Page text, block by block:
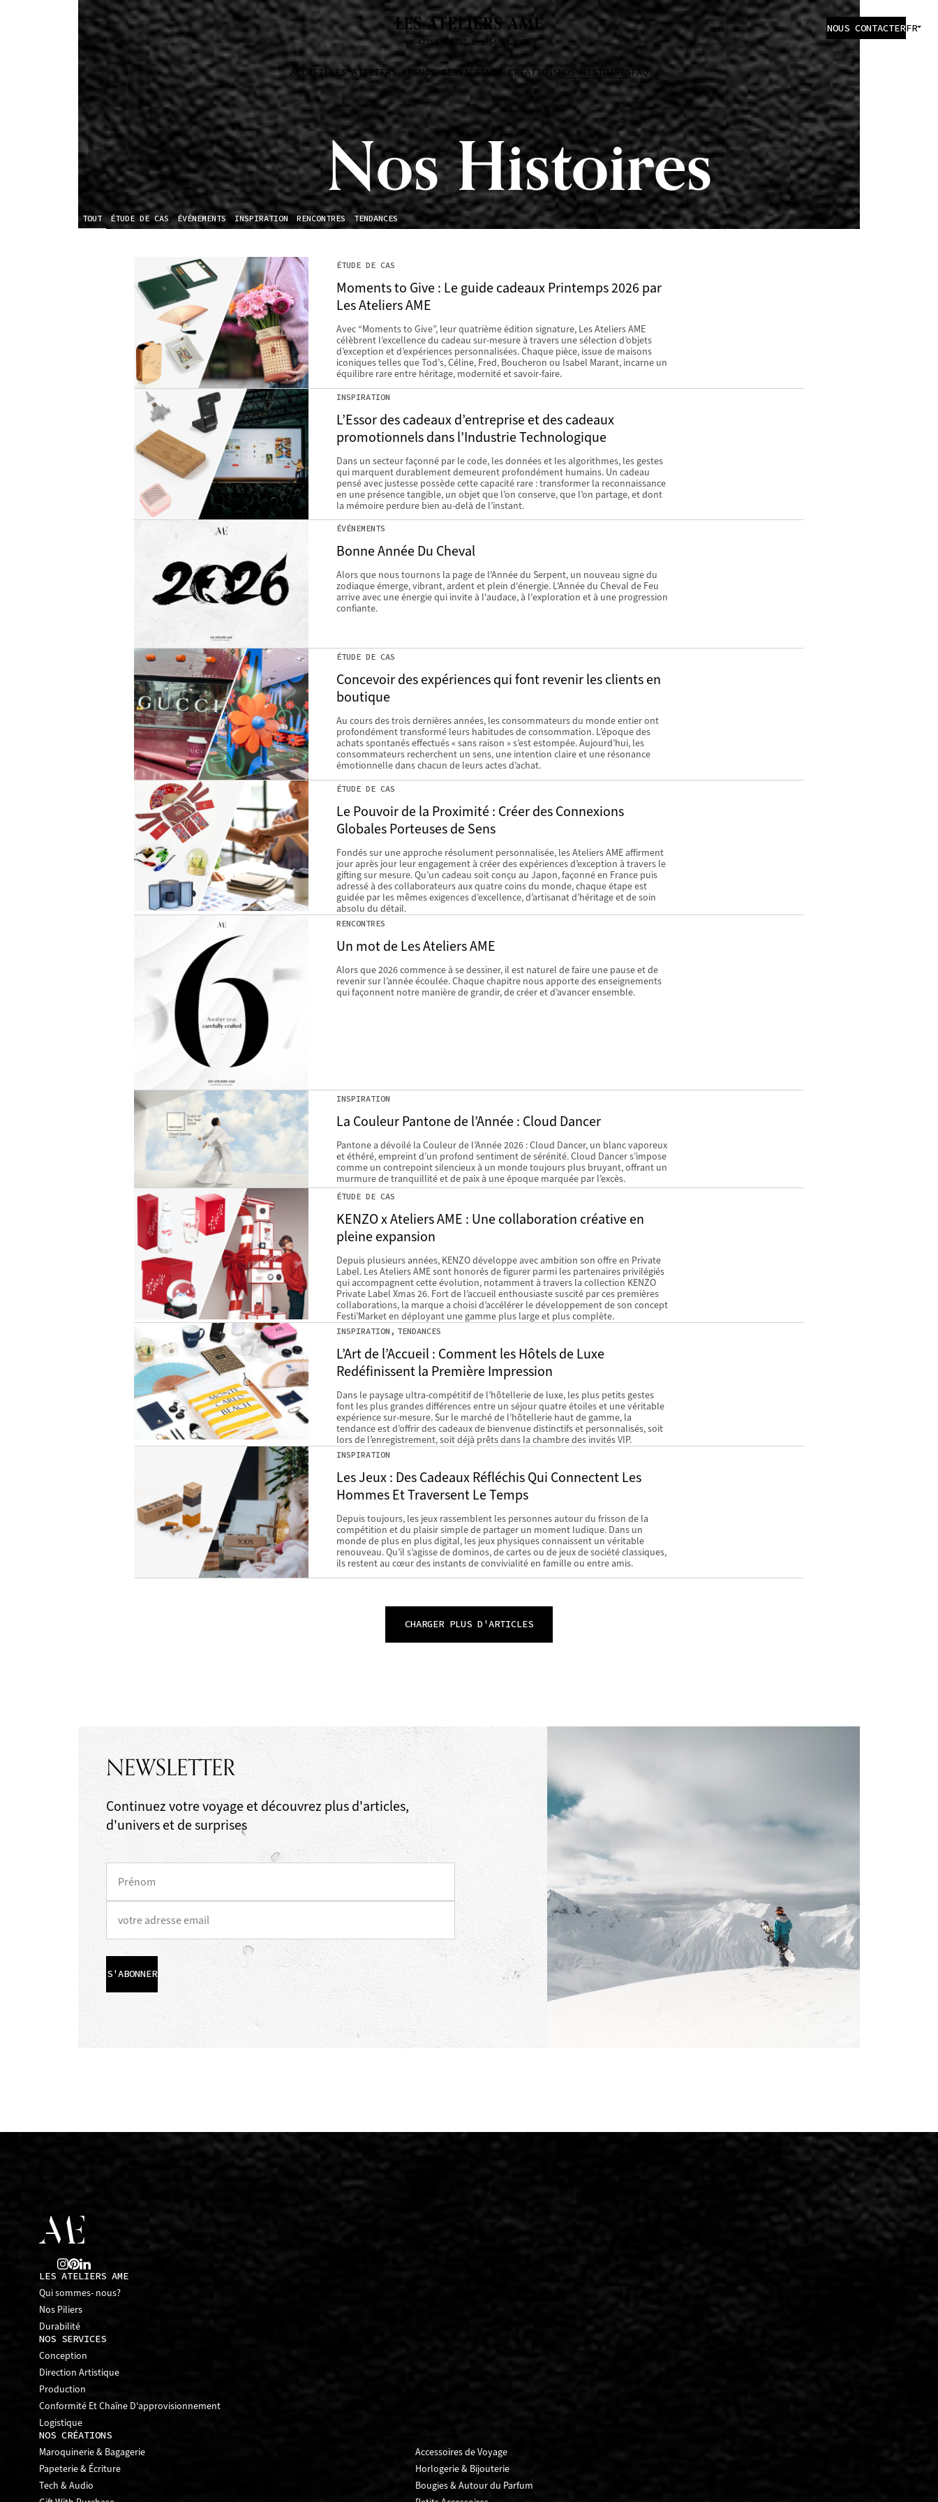
NOUS CONTACTERFR
ACCUEIL LES ATELIERS AMENOS SERVICES NOS CRÉATIONSNOS HISTOIRESFAQ
Nos Histoires
TOUT ÉTUDE DE CAS ÉVÉNEMENTS INSPIRATION RENCONTRES TENDANCES
ÉTUDE DE CAS
Moments to Give : Le guide cadeaux Printemps 2026 par
Les Ateliers AME
Avec “Moments to Give”, leur quatrième édition signature, Les Ateliers AME
célèbrent l’excellence du cadeau sur-mesure à travers une sélection d’objets
d’exception et d’expériences personnalisées. Chaque pièce, issue de maisons
iconiques telles que Tod’s, Céline, Fred, Boucheron ou Isabel Marant, incarne un
équilibre rare entre héritage, modernité et savoir-faire.
INSPIRATION
L’Essor des cadeaux d’entreprise et des cadeaux
promotionnels dans l’Industrie Technologique
Dans un secteur façonné par le code, les données et les algorithmes, les gestes
qui marquent durablement demeurent profondément humains. Un cadeau
pensé avec justesse possède cette capacité rare : transformer la reconnaissance
en une présence tangible, un objet que l’on conserve, que l’on partage, et dont
la mémoire perdure bien au-delà de l’instant.
ÉVÉNEMENTS
Bonne Année Du Cheval
Alors que nous tournons la page de l'Année du Serpent, un nouveau signe du
zodiaque émerge, vibrant, ardent et plein d'énergie. L'Année du Cheval de Feu
arrive avec une énergie qui invite à l'audace, à l'exploration et à une progression
confiante.
ÉTUDE DE CAS
Concevoir des expériences qui font revenir les clients en
boutique
Au cours des trois dernières années, les consommateurs du monde entier ont
profondément transformé leurs habitudes de consommation. L’époque des
achats spontanés effectués « sans raison » s’est estompée. Aujourd’hui, les
consommateurs recherchent un sens, une intention claire et une résonance
émotionnelle dans chacun de leurs actes d’achat.
ÉTUDE DE CAS
Le Pouvoir de la Proximité : Créer des Connexions
Globales Porteuses de Sens
Fondés sur une approche résolument personnalisée, les Ateliers AME affirment
jour après jour leur engagement à créer des expériences d’exception à travers le
gifting sur mesure. Qu’un cadeau soit conçu au Japon, façonné en France puis
adressé à des collaborateurs aux quatre coins du monde, chaque étape est
guidée par les mêmes exigences d’excellence, d’artisanat d’héritage et de soin
absolu du détail.
RENCONTRES
Un mot de Les Ateliers AME
Alors que 2026 commence à se dessiner, il est naturel de faire une pause et de
revenir sur l’année écoulée. Chaque chapitre nous apporte des enseignements
qui façonnent notre manière de grandir, de créer et d’avancer ensemble.
INSPIRATION
La Couleur Pantone de l’Année : Cloud Dancer
Pantone a dévoilé la Couleur de l’Année 2026 : Cloud Dancer, un blanc vaporeux
et éthéré, empreint d’un profond sentiment de sérénité. Cloud Dancer s’impose
comme un contrepoint silencieux à un monde toujours plus bruyant, offrant un
murmure de tranquillité et de paix à une époque marquée par l’excès.
ÉTUDE DE CAS
KENZO x Ateliers AME : Une collaboration créative en
pleine expansion
Depuis plusieurs années, KENZO développe avec ambition son offre en Private
Label. Les Ateliers AME sont honorés de figurer parmi les partenaires privilégiés
qui accompagnent cette évolution, notamment à travers la collection KENZO
Private Label Xmas 26. Fort de l’accueil enthousiaste suscité par ces premières
collaborations, la marque a choisi d’accélérer le développement de son concept
Festi’Market en déployant une gamme plus large et plus complète.
INSPIRATION TENDANCES
L’Art de l’Accueil : Comment les Hôtels de Luxe
Redéfinissent la Première Impression
Dans le paysage ultra-compétitif de l’hôtellerie de luxe, les plus petits gestes
font les plus grandes différences entre un séjour quatre étoiles et une véritable
expérience sur-mesure. Sur le marché de l’hôtellerie haut de gamme, la
tendance est d’offrir des cadeaux de bienvenue distinctifs et personnalisés, soit
lors de l’enregistrement, soit déjà prêts dans la chambre des invités VIP.
INSPIRATION
Les Jeux : Des Cadeaux Réfléchis Qui Connectent Les
Hommes Et Traversent Le Temps
Depuis toujours, les jeux rassemblent les personnes autour du frisson de la
compétition et du plaisir simple de partager un moment ludique. Dans un
monde de plus en plus digital, les jeux physiques connaissent un véritable
renouveau. Qu’il s’agisse de dominos, de cartes ou de jeux de société classiques,
ils restent au cœur des instants de convivialité en famille ou entre amis.
CHARGER PLUS D'ARTICLES
NEWSLETTER
Continuez votre voyage et découvrez plus d'articles,
d'univers et de surprises
S'ABONNER
LES ATELIERS AME
Qui sommes- nous?
Nos Piliers
Durabilité
NOS SERVICES
Conception
Direction Artistique
Production
Conformité Et Chaîne D'approvisionnement
Logistique
NOS CRÉATIONS
Maroquinerie & Bagagerie
Accessoires de Voyage
Papeterie & Écriture
Horlogerie & Bijouterie
Tech & Audio
Bougies & Autour du Parfum